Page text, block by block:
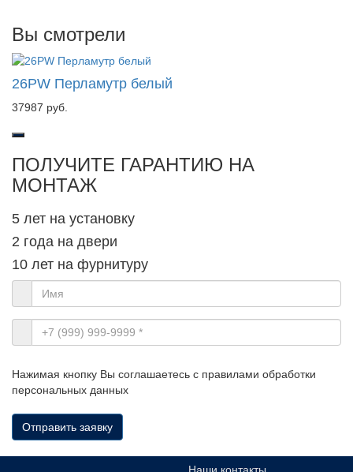
Вы смотрели
26PW Перламутр белый
37987 руб.
ПОЛУЧИТЕ ГАРАНТИЮ НА
МОНТАЖ
5 лет на установку
2 года на двери
10 лет на фурнитуру
Нажимая кнопку Вы соглашаетесь с правилами обработки
персональных данных
Отправить заявку